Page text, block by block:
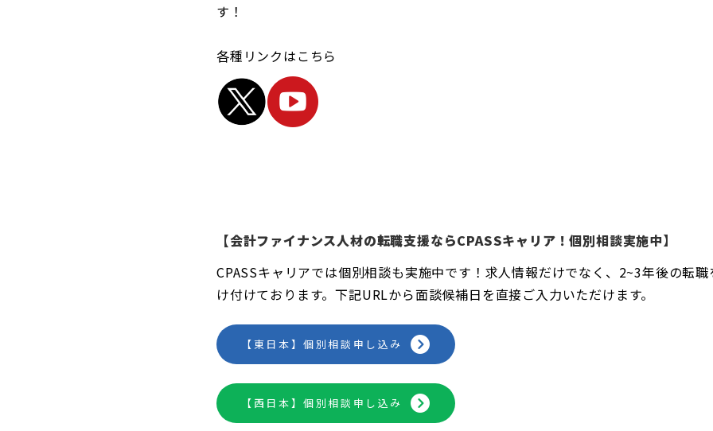
す！
各種リンクはこちら
【会計ファイナンス人材の転職支援ならCPASSキャリア！個別相談実施中】
CPASSキャリアでは個別相談も実施中です！求人情報だけでなく、2~3年後の転
け付けております。下記URLから面談候補日を直接ご入力いただけます。
【東日本】個別相談申し込み
【西日本】個別相談申し込み